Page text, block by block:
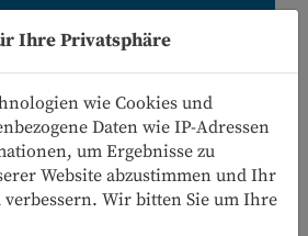
Ihre Privatsphäre
wie Cookies und
Daten wie IP-Adressen
um Ergebnisse zu
Website abzustimmen und Ihr
Wir bitten Sie um Ihre
0